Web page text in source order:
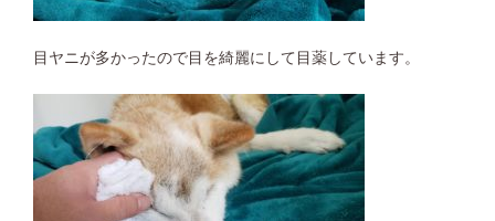
目ヤニが多かったので目を綺麗にして目薬しています。